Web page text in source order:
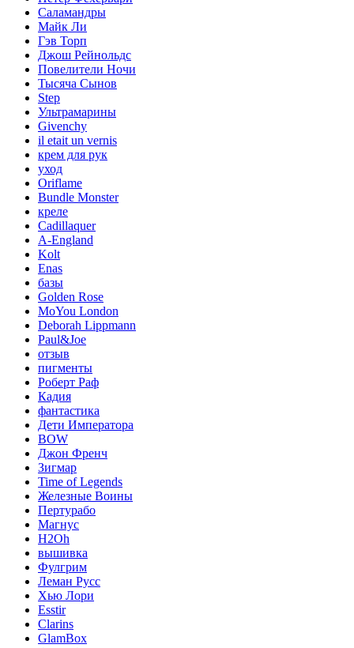
Саламандры
Майк Ли
Гэв Торп
Джош Рейнольдс
Повелители Ночи
Тысяча Сынов
Step
Ультрамарины
Givenchy
il etait un vernis
крем для рук
уход
Oriflame
Bundle Monster
креле
Cadillaquer
A-England
Kolt
Enas
базы
Golden Rose
MoYou London
Deborah Lippmann
Paul&Joe
отзыв
пигменты
Роберт Раф
Кадия
фантастика
Дети Императора
BOW
Джон Френч
Зигмар
Time of Legends
Железные Воины
Пертурабо
Магнус
H2Oh
вышивка
Фулгрим
Леман Русс
Хью Лори
Esstir
Clarins
GlamBox